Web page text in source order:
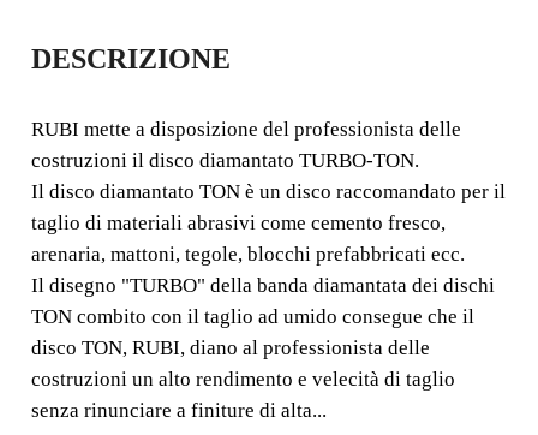
DISCO
DIAMANTATO
MATERIALE
ABRASIVO TURBO-
TON
(DISCONTINUED)
RUBI mette a disposizione del professionista delle
costruzioni il disco diamantato TURBO-TON. Il disco
diamantato TON è un disco raccomandato per il taglio di
DESCRIZIONE
RUBI mette a disposizione del professionista delle
costruzioni il disco diamantato TURBO-TON.
Il disco diamantato TON è un disco raccomandato per il
taglio di materiali abrasivi come cemento fresco,
arenaria, mattoni, tegole, blocchi prefabbricati ecc.
Il disegno "TURBO" della banda diamantata dei dischi
TON combito con il taglio ad umido consegue che il
disco TON, RUBI, diano al professionista delle
costruzioni un alto rendimento e velecità di taglio
senza rinunciare a finiture di alta...